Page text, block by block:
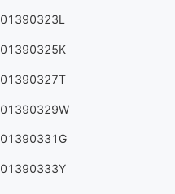
01390323L
01390325K
01390327T
01390329W
01390331G
01390333Y